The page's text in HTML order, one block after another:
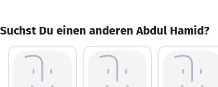
Suchst Du einen anderen Abdul Hamid?